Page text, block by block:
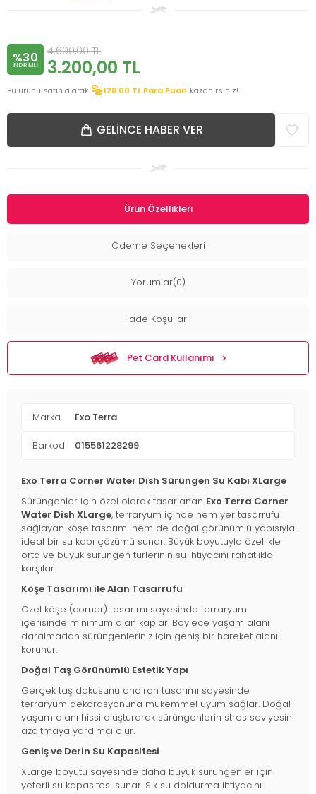
%30
INDIRIMLI
4.600,00TL
3.200,00 TL
Bu ürünü satın alarak 128.00 TL Para Puan kazanırsınız!
GELINCE HABER VER
Ürün Özellikleri
Ödeme Seçenekleri
Yorumlar(0)
İade Koşulları
Pet Card Kullanımı
Marka Exo Terra
Barkod 015561228299
Exo Terra Corner Water Dish Sürüngen Su Kabı XLarge
Sürüngenler için özel olarak tasarlanan Exo Terra Corner
Water Dish XLarge, terraryum içinde hem yer tasarrufu
sağlayan köşe tasarımı hem de doğal görünümlü yapısıyla
ideal bir su kabı çözümü sunar. Büyük boyutuyla özellikle
orta ve büyük sürüngen türlerinin su ihtiyacını rahatlıkla
karşılar.
Köşe Tasarımı ile Alan Tasarrufu
Özel köşe (corner) tasarımı sayesinde terraryum
içerisinde minimum alan kaplar. Böylece yaşam alanı
daralmadan sürüngenleriniz için geniş bir hareket alanı
korunur.
Doğal Taş Görünümlü Estetik Yapı
Gerçek taş dokusunu andıran tasarımı sayesinde
terraryum dekorasyonuna mükemmel uyum sağlar. Doğal
yaşam alanı hissi oluşturarak sürüngenlerin stres seviyesini
azaltmaya yardımcı olur.
Geniş ve Derin Su Kapasitesi
XLarge boyutu sayesinde daha büyük sürüngenler için
yeterli su kapasitesi sunar. Sık su doldurma ihtiyacını